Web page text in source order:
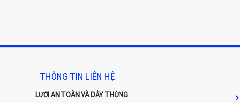
THÔNG TIN LIÊN HỆ
LƯỚI AN TOÀN VÀ DÂY THỪNG